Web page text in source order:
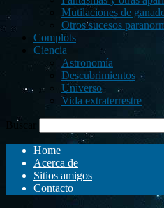
Mutilaciones de
Otros sucesos
Complots
Ciencia
Astronomía
Descubrimientos
Universo
Vida extraterrestre
Buscar
Home
Acerca de
Sitios amigos
Contacto